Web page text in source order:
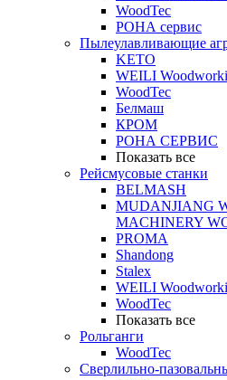
WoodTec
РОНА сервис
Пылеулавливающие
KETO
WEILI
WoodTec
Белмаш
КРОМ
РОНА СЕРВИС
Показать все
Рейсмусовые станки
BELMASH
MUDANJIANG
MACHINERY
PROMA
Shandong
Stalex
WEILI
WoodTec
Показать все
Рольганги
WoodTec
Сверлильно-